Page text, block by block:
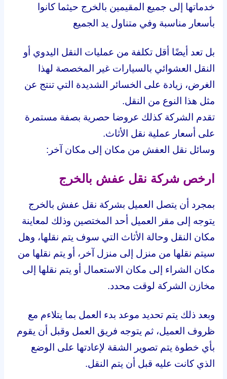
خدماتها إلى جميع المقيمين بالخرج حيثما كانوا
بأسعار مناسبة وفي متناول يد الجميع
بل تعد أيضًا أقل تكلفة من عمليات النقل اليدوي أو
النقل العشوائي بالسيارات غير المخصصة لهذا
الغرض، زيادة على الخسائر الشديدة التي تنتج عن
مثل هذا النوع من النقل.
تقدم الشركة كذلك عروضا حصرية بصفة مستمرة
على أسعار عملية نقل الأثاث.
وسائل نقل العفش من مكان إلى مكان آخر:
ارخص شركة نقل عفش بالخرج
بمجرد أن يتصل العميل بشركة نقل عفش بالخرج
يتوجه إلى مقر العميل أحد المختصين وذلك لمعاينة
مكان النقل وحالة الأثاث التي سوف يتم نقلها، وهل
سيتم نقلها من منزل إلى منزل آخر، أو يتم نقلها من
مكان الشراء إلى مكان الاستعمال أو يتم نقلها إلى
مخازن الشركة لوقت محدد.
وبعد ذلك يتم تحديد موعد بدء العمل بما يتلاءم مع
ظروف العميل، ثم يتوجه فريق العمل وقبل أن يقوم
بأي خطوة يتم تصوير الشقة لإعادتها على الوضع
الذي كانت عليه قبل أن يتم النقل.